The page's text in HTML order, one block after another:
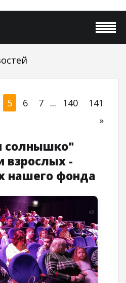
5 6 7 ... 140
141
»
солнышко"
взрослых -
нашего фонда